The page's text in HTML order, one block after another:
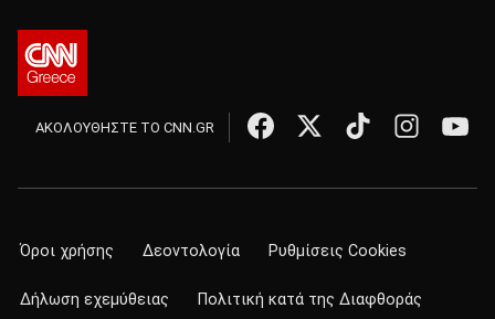
ΑΚΟΛΟΥΘΗΣΤΕ ΤΟ CNN.GR
Όροι χρήσης Δεοντολογία Ρυθμίσεις Cookies
Δήλωση εχεμύθειας Πολιτική κατά της Διαφθοράς